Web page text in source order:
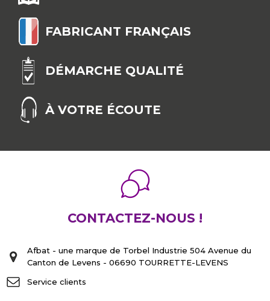
FABRICANT FRANÇAIS
DÉMARCHE QUALITÉ
À VOTRE ÉCOUTE
CONTACTEZ-NOUS !
Afbat - une marque de Torbel Industrie 504 Avenue du
Canton de Levens - 06690 TOURRETTE-LEVENS
Service clients